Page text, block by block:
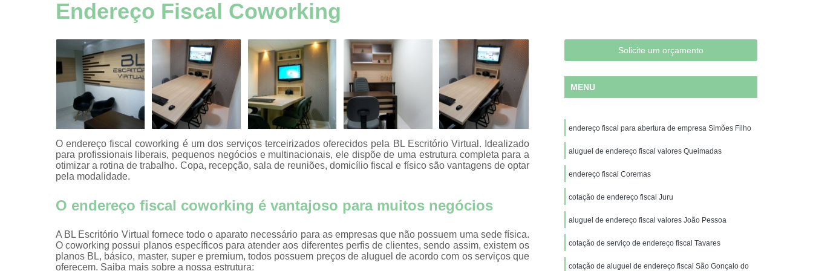
Aluguel espaços
comerciais
comerciais
Aluguel espaços
comerciais
Aluguel espaços
comerciais
Aluguel espaços
comerciais
Aluguel espaços
comerciais
hora
Certificação
digitais
Escritório Mobiliado Aluguel
Aluguel de Escritório Compartilhados
Aluguel de Escritórios Mobiliados
Aluguel de Salsa para Escritório
Aluguel Escritório Mobiliados
Aluguel Escritórios Compartilhado
Escritórios Aluguel por Hora
Escritórios Mobiliado Aluguel
Alugar Sala para Reuniões João Pessoa
Aluguel de Espaço para Reunião
Aluguel de Espaço para Reunião João Pessoa
Aluguel de Sala de Reuniões
Aluguel de Sala de Reunião para Empresas
Aluguel de Sala Reunião
Aluguel de Sala Reunião João Pessoa
Aluguel de Salas de Reunião para Pessoas
Aluguel Sala de Reunião para Empresa
Endereço Fiscal Coworking
O endereço fiscal coworking é um dos serviços terceirizados oferecidos pela BL Escritório Virtual. Idealizado
para profissionais liberais, pequenos negócios e multinacionais, ele dispõe de uma estrutura completa para a
otimizar a rotina de trabalho. Copa, recepção, sala de reuniões, domicílio fiscal e físico são vantagens de optar
pela modalidade.
O endereço fiscal coworking é vantajoso para muitos negócios
A BL Escritório Virtual fornece todo o aparato necessário para as empresas que não possuem uma sede física.
O coworking possui planos específicos para atender aos diferentes perfis de clientes, sendo assim, existem os
planos BL, básico, master, super e premium, todos possuem preços de aluguel de acordo com os serviços que
oferecem. Saiba mais sobre a nossa estrutura:
Solicite um orçamento
MENU
endereço fiscal para abertura de empresa Simões Filho
aluguel de endereço fiscal valores Queimadas
endereço fiscal Coremas
cotação de endereço fiscal Juru
aluguel de endereço fiscal valores João Pessoa
cotação de serviço de endereço fiscal Tavares
cotação de aluguel de endereço fiscal São Gonçalo do